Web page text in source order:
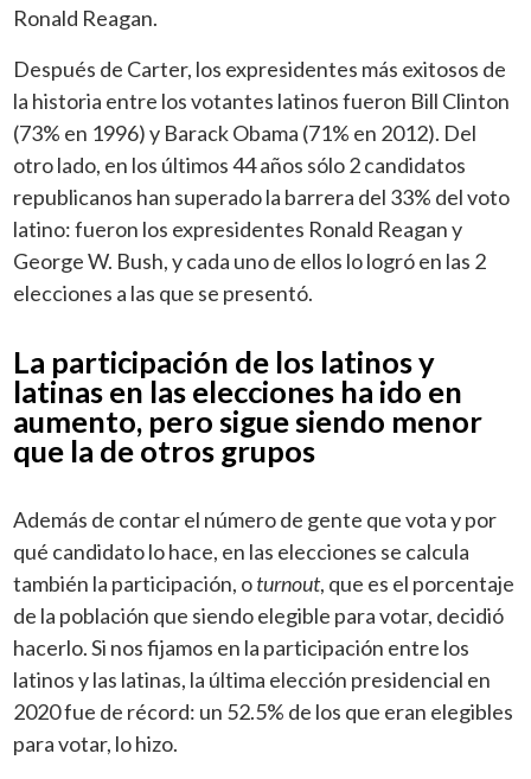
Ronald Reagan.
Después de Carter, los expresidentes más exitosos de
la historia entre los votantes latinos fueron Bill Clinton
(73% en 1996) y Barack Obama (71% en 2012). Del
otro lado, en los últimos 44 años sólo 2 candidatos
republicanos han superado la barrera del 33% del voto
latino: fueron los expresidentes Ronald Reagan y
George W. Bush, y cada uno de ellos lo logró en las 2
elecciones a las que se presentó.
La participación de los latinos y
latinas en las elecciones ha ido en
aumento, pero sigue siendo menor
que la de otros grupos
Además de contar el número de gente que vota y por
qué candidato lo hace, en las elecciones se calcula
también la participación, oturnout, que es el porcentaje
de la población que siendo elegible para votar, decidió
hacerlo. Si nos fijamos en la participación entre los
latinos y las latinas, la última elección presidencial en
2020 fue de récord: un 52.5% de los que eran elegibles
para votar, lo hizo.